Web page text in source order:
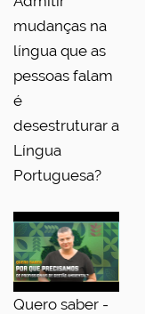
mudanças na
língua que as
pessoas falam
é
desestruturar a
Língua
Portuguesa?
Quero saber -